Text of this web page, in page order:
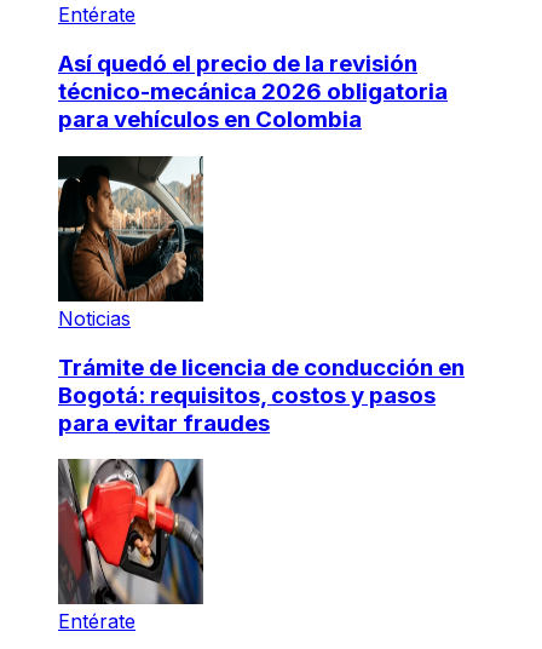
Entérate
Así quedó el precio de la revisión
técnico-mecánica 2026 obligatoria
para vehículos en Colombia
Noticias
Trámite de licencia de conducción en
Bogotá: requisitos, costos y pasos
para evitar fraudes
Entérate